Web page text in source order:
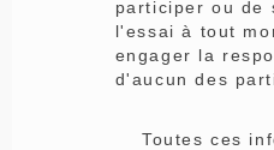
participer ou de
l'essai à tout
engager la
d'aucun des
Toutes ces